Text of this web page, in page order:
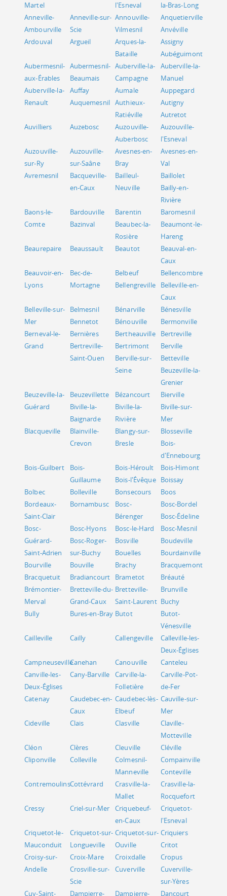
Martel
l'Esneval
la-Bras-Long
Anneville-
Ambourville
Anneville-sur-
Scie
Annouville-
Vilmesnil
Anquetierville
Anvéville
Ardouval
Argueil
Arques-la-
Bataille
Assigny
Aubéguimont
Aubermesnil-
aux-Érables
Aubermesnil-
Beaumais
Auberville-la-
Campagne
Auberville-la-
Manuel
Auberville-la-
Renault
Auffay Aumale
Auppegard
Auquemesnil Authieux-
Ratiéville
Autigny
Autretot
Auvilliers
Auzebosc
Auzouville-
Auberbosc
Auzouville-
l'Esneval
Auzouville-
sur-Ry
Auzouville-
sur-Saâne
Avesnes-en-
Bray
Avesnes-en-
Val
Avremesnil
Bacqueville-
en-Caux
Bailleul-
Neuville
Baillolet
Bailly-en-
Rivière
Baons-le-
Comte
Bardouville Barentin
Baromesnil
Bazinval
Beaubec-la-
Rosière
Beaumont-le-
Hareng
Beaurepaire
Beaussault Beautot
Beauval-en-
Caux
Beauvoir-en-
Lyons
Bec-de-
Mortagne
Belbeuf
Bellencombre
Bellengreville
Belleville-en-
Caux
Belleville-sur-
Mer
Belmesnil Bénarville
Bénesville
Bennetot
Bénouville
Bermonville
Berneval-le-
Grand
Bernières Bertheauville
Bertreville
Bertreville-
Saint-Ouen
Bertrimont
Berville
Berville-sur-
Seine
Betteville
Beuzeville-la-
Grenier
Beuzeville-la-
Guérard
Beuzevillette Bézancourt
Bierville
Biville-la-
Baignarde
Biville-la-
Rivière
Biville-sur-
Mer
Blacqueville
Blainville-
Crevon
Blangy-sur-
Bresle
Blosseville
Bois-
d'Ennebourg
Bois-Guilbert
Bois-
Guillaume
Bois-Héroult
Bois-Himont
Bois-l'Évêque Boissay
Bolbec
Bolleville Bonsecours
Boos
Bordeaux-
Saint-Clair
Bornambusc
Bosc-
Bérenger
Bosc-Bordel
Bosc-Édeline
Bosc-
Guérard-
Saint-Adrien
Bosc-Hyons Bosc-le-Hard
Bosc-Mesnil
Bosc-Roger-
sur-Buchy
Bosville
Boudeville
Bouelles
Bourdainville
Bourville
Bouville Brachy
Bracquemont
Bracquetuit
Bradiancourt Brametot
Bréauté
Brémontier-
Merval
Bretteville-du-
Grand-Caux
Bretteville-
Saint-Laurent
Brunville
Buchy
Bully
Bures-en-Bray Butot
Butot-
Vénesville
Cailleville
Cailly Callengeville
Calleville-les-
Deux-Églises
CampneusevilleCanehan Canouville
Canteleu
Canville-les-
Deux-Églises
Cany-Barville
Carville-la-
Folletière
Carville-Pot-
de-Fer
Catenay
Caudebec-en-
Caux
Caudebec-lès-
Elbeuf
Cauville-sur-
Mer
Cideville
Clais Clasville
Claville-
Motteville
Cléon
Clères Cleuville
Cléville
Cliponville
Colleville
Colmesnil-
Manneville
Compainville
Conteville
ContremoulinsCottévrard
Crasville-la-
Mallet
Crasville-la-
Rocquefort
Cressy
Criel-sur-Mer
Criquebeuf-
en-Caux
Criquetot-
l'Esneval
Criquetot-le-
Mauconduit
Criquetot-sur-
Longueville
Criquetot-sur-
Ouville
Criquiers
Critot
Croisy-sur-
Andelle
Croix-Mare Croixdalle
Cropus
Crosville-sur-
Scie
Cuverville
Cuverville-
sur-Yères
Cuy-Saint-
Dampierre- Dampierre- Dancourt